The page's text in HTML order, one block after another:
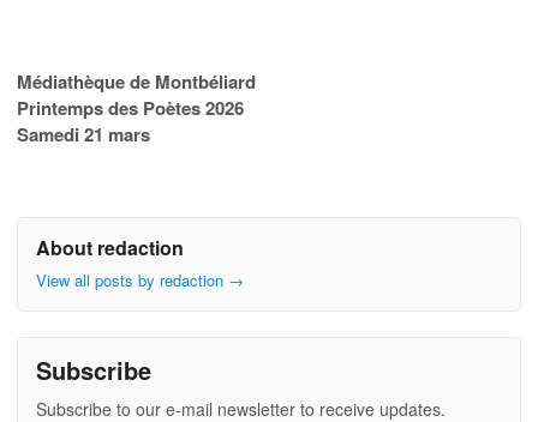
Médiathèque de Montbéliard
Printemps des Poètes 2026
Samedi 21 mars
About redaction
View all posts by redaction →
Subscribe
Subscribe to our e-mail newsletter to receive updates.